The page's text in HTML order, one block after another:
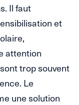
Il faut
et
attention
trop souvent
Le
une solution